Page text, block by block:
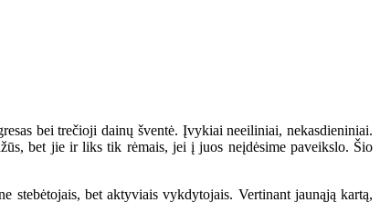
bei trečioji dainų šventė. Įvykiai neeiliniai, nekasdieniniai.
bet jie ir liks tik rėmais, jei į juos neįdėsime paveikslo. Šio
bet aktyviais vykdytojais. Vertinant jaunąją kartą,